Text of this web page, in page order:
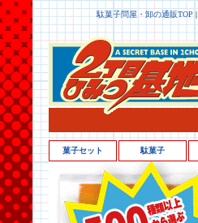
駄菓子問屋・卸の通販TOP |